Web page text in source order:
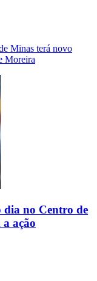
Minas terá novo
Moreira
dia no Centro de
ação